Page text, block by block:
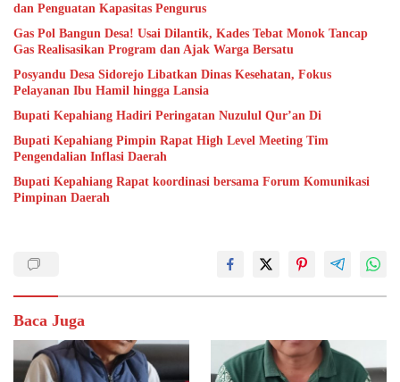
dan Penguatan Kapasitas Pengurus
Gas Pol Bangun Desa! Usai Dilantik, Kades Tebat Monok Tancap
Gas Realisasikan Program dan Ajak Warga Bersatu
Posyandu Desa Sidorejo Libatkan Dinas Kesehatan, Fokus
Pelayanan Ibu Hamil hingga Lansia
Bupati Kepahiang Hadiri Peringatan Nuzulul Qur’an Di
Bupati Kepahiang Pimpin Rapat High Level Meeting Tim
Pengendalian Inflasi Daerah
Bupati Kepahiang Rapat koordinasi bersama Forum Komunikasi
Pimpinan Daerah
Baca Juga